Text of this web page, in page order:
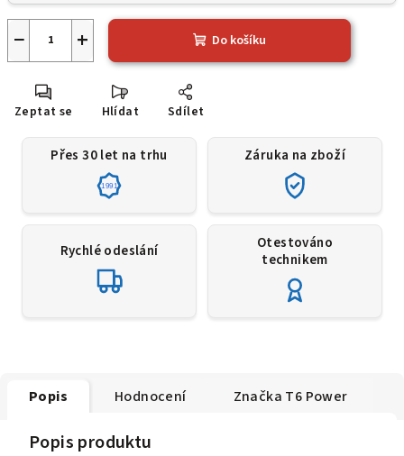
+
− Do košíku
Zeptat se Hlídat Sdílet
Přes 30 let na trhu
1991
Záruka na zboží
Rychlé odeslání
Otestováno
technikem
Popis Hodnocení Značka T6 Power
Popis produktu